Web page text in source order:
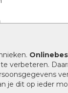
verbeteren.
je dit op ieder
betonelementen